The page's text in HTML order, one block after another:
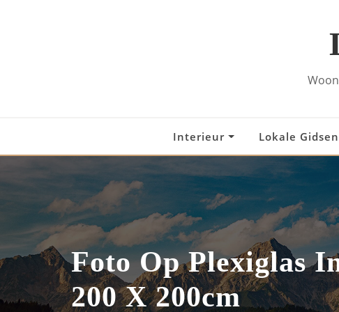
Interieur Lokale Gidsen
Foto Op Plexiglas
200 X 200cm